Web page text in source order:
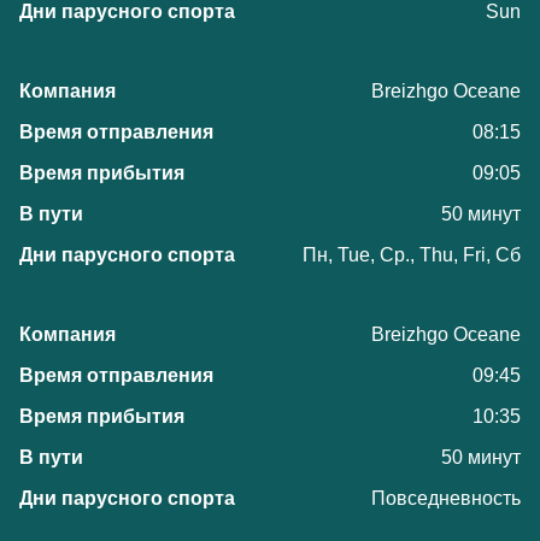
Sun
Breizhgo Oceane
08:15
09:05
50 минут
Пн, Tue, Ср., Thu, Fri, Сб
Breizhgo Oceane
09:45
10:35
50 минут
Повседневность